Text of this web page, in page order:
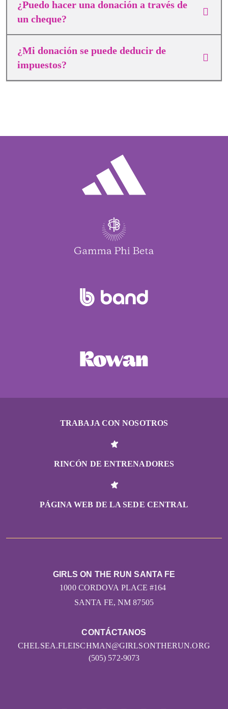
¿Puedo hacer una donación a través de
un cheque?
¿Mi donación se puede deducir de
impuestos?
TRABAJA CON NOSOTROS
RINCÓN DE ENTRENADORES
PÁGINA WEB DE LA SEDE CENTRAL
CONTÁCTANOS
CHELSEA.FLEISCHMAN@GIRLSONTHERUN.ORG
(505) 572-9073
GIRLS ON THE RUN SANTA FE
1000 CORDOVA PLACE #164
SANTA FE, NM 87505